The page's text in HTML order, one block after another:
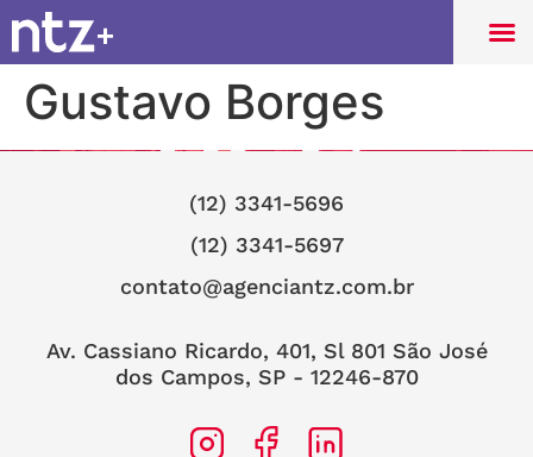
Gustavo Borges
(12) 3341-5696
(12) 3341-5697
contato@agenciantz.com.br
Av. Cassiano Ricardo, 401, Sl 801 São José
dos Campos, SP - 12246-870